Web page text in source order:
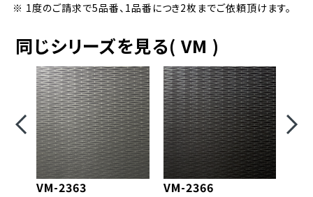
※ 1度のご請求で5品番、1品番につき2枚までご依頼頂けます。
同じシリーズを見る( VM )
VM-2363 VM-2366